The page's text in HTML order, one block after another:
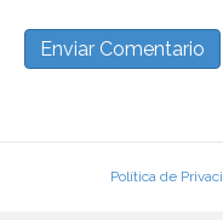
Política de